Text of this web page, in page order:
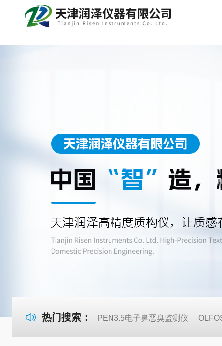
热门搜索： PEN3.5电子鼻恶臭监测仪